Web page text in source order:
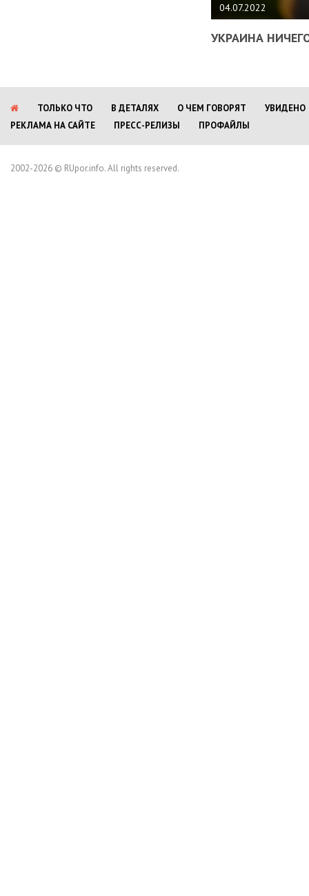
04.07.2022
УКРАИНА
ТОЛЬКО ЧТО В ДЕТАЛЯХ О ЧЕМ ГОВОРЯТ
УВИДЕНО
РЕКЛАМА НА САЙТЕ
ПРЕСС-РЕЛИЗЫ ПРОФАЙЛЫ
2002-2026 © RUpor.info. All rights reserved.